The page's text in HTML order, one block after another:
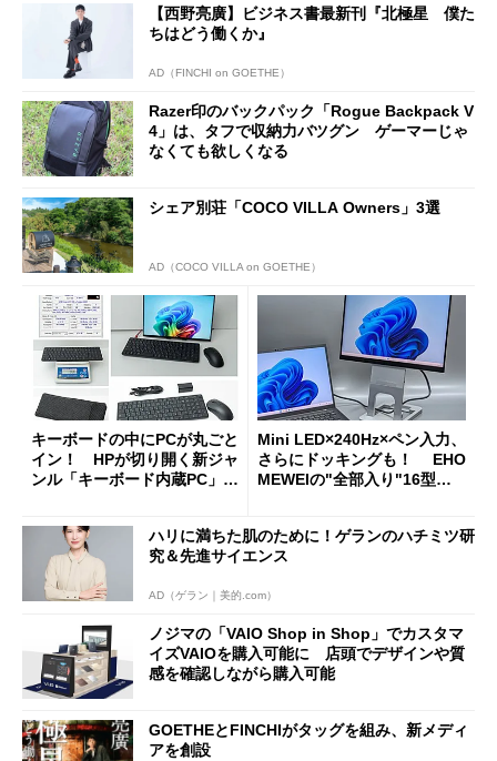
【西野亮廣】ビジネス書最新刊『北極星 僕た
ちはどう働くか』
AD（FINCHI on GOETHE）
Razer印のバックパック「Rogue Backpack V
4」は、タフで収納力バツグン ゲーマーじゃ
なくても欲しくなる
シェア別荘「COCO VILLA Owners」3選
AD（COCO VILLA on GOETHE）
キーボードの中にPCが丸ごと
イン！ HPが切り開く新ジャ
ンル「キーボード内蔵PC」の
Mini LED×240Hz×ペン入力、
さらにドッキングも！ EHO
MEWEIの"全部入り"16型モ
ハリに満ちた肌のために！ゲランのハチミツ研
究＆先進サイエンス
AD（ゲラン｜美的.com）
ノジマの「VAIO Shop in Shop」でカスタマ
イズVAIOを購入可能に 店頭でデザインや質
感を確認しながら購入可能
GOETHEとFINCHIがタッグを組み、新メディ
アを創設